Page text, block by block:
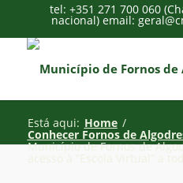
tel: +351 271 700 060
nacional) email:
Está aqui: Home /
Conhecer Fornos de
Município de Fornos de
acesso à “Escola Virtual” a